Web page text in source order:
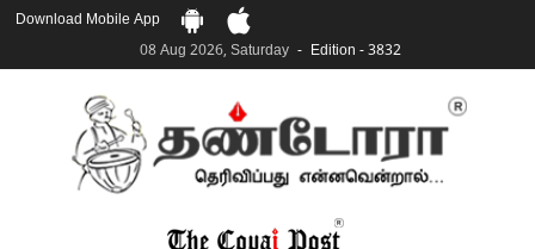
Download Mobile App
08 Aug 2026, Saturday
Edition - 3832